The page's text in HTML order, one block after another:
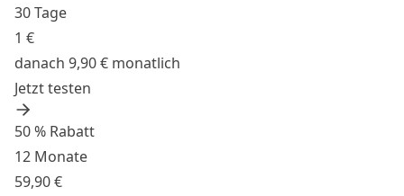
30 Tage
1 €
danach 9,90 € monatlich
Jetzt testen
50 % Rabatt
12 Monate
59,90 €